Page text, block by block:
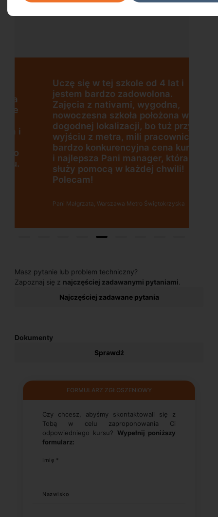
Uczę się w tej szkole od 4 lat i
jestem bardzo zadowolona.
Zajęcia z nativami, wygodna,
nowoczesna szkoła położona w
dogodnej lokalizacji, bo tuż przy
wyjściu z metra, mili pracownicy,
bardzo konkurencyjna cena kursu
i najlepsza Pani manager, która
służy pomocą w każdej chwili!
Polecam!
Pani Małgrzata, Warszawa Metro Świętokrzyska
Masz pytanie lub problem techniczny?
Zapoznaj się z najczęściej zadawanymi pytaniami
Najczęściej zadawane pytania
Dokumenty
Sprawdź
FORMULARZ ZGŁOSZENIOWY
Czy chcesz, abyśmy skontaktowali się z
Tobą w celu zaproponowania Ci
odpowiedniego kursu? Wypełnij poniższy
formularz:
Imię *
Nazwisko